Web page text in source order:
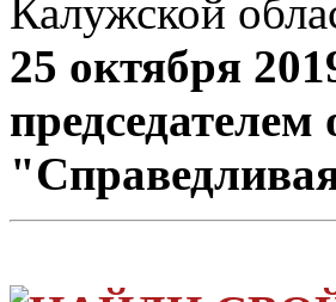
Калужской
25 октября